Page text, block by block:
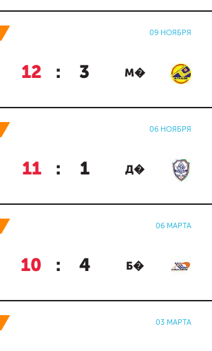
09 НОЯБРЯ
12 : 3 М�
06 НОЯБРЯ
11 : 1 Д�
06 МАРТА
10 : 4 Б�
03 МАРТА